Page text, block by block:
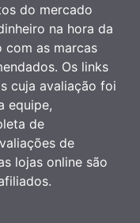
do mercado
na hora da
com as marcas
Os links
cuja avaliação foi
equipe,
de
de
lojas online são